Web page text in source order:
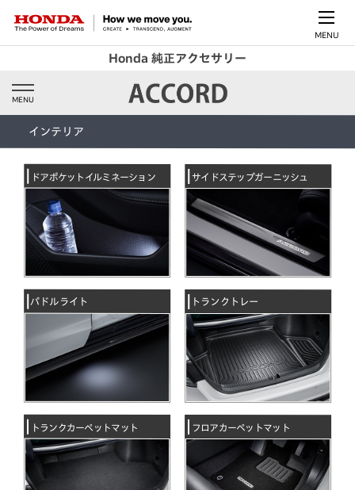
MENU
Honda 純正アクセサリー
MENU
インテリア
ドアポケットイルミネーション サイドステップガーニッシュ
パドルライト トランクトレー
トランクカーペットマット フロアカーペットマット